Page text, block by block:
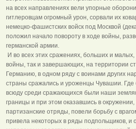
на всех направлениях вели упорные
гитлеровцам огромный урон, сорвали их
немецко-фашистских войск под Москвой
положил начало повороту в ходе войны,
германской армии.
И во всех этих сражениях, больших и малых,
войны, так и завершающих, на территории
Германию, в одном ряду с воинами других
страны сражались и уроженцы Чувашии. Где
всюду среди сражающихся были наши
границы и при этом оказавшись в
партизанские отряды, повели борьбу с
привела некоторых в ряды подпольщиков, и